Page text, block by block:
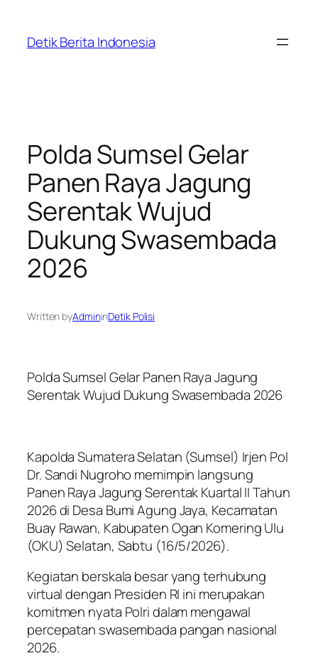
content
Detik Berita Indonesia
Polda Sumsel Gelar
Panen Raya Jagung
Serentak Wujud
Dukung Swasembada
2026
Written byAdmininDetik Polisi
Polda Sumsel Gelar Panen Raya Jagung
Serentak Wujud Dukung Swasembada 2026
Kapolda Sumatera Selatan (Sumsel) Irjen Pol
Dr. Sandi Nugroho memimpin langsung
Panen Raya Jagung Serentak Kuartal II Tahun
2026 di Desa Bumi Agung Jaya, Kecamatan
Buay Rawan, Kabupaten Ogan Komering Ulu
(OKU) Selatan, Sabtu (16/5/2026).
Kegiatan berskala besar yang terhubung
virtual dengan Presiden RI ini merupakan
komitmen nyata Polri dalam mengawal
percepatan swasembada pangan nasional
2026.